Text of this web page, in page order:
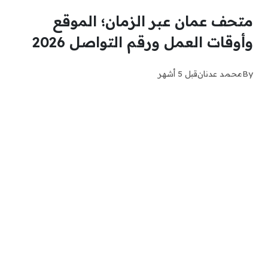
متحف عمان عبر الزمان؛ الموقع
وأوقات العمل ورقم التواصل 2026
Byمحمد عدنانقبل 5 أشهر